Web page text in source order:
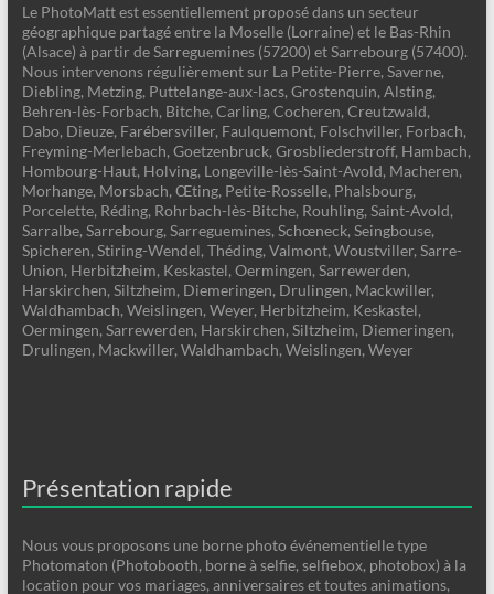
Le PhotoMatt est essentiellement proposé dans un secteur
géographique partagé entre la Moselle (Lorraine) et le Bas-Rhin
(Alsace) à partir de Sarreguemines (57200) et Sarrebourg (57400).
Nous intervenons régulièrement sur La Petite-Pierre, Saverne,
Diebling, Metzing, Puttelange-aux-lacs, Grostenquin, Alsting,
Behren-lès-Forbach, Bitche, Carling, Cocheren, Creutzwald,
Dabo, Dieuze, Farébersviller, Faulquemont, Folschviller, Forbach,
Freyming-Merlebach, Goetzenbruck, Grosbliederstroff, Hambach,
Hombourg-Haut, Holving, Longeville-lès-Saint-Avold, Macheren,
Morhange, Morsbach, Œting, Petite-Rosselle, Phalsbourg,
Porcelette, Réding, Rohrbach-lès-Bitche, Rouhling, Saint-Avold,
Sarralbe, Sarrebourg, Sarreguemines, Schœneck, Seingbouse,
Spicheren, Stiring-Wendel, Théding, Valmont, Woustviller, Sarre-
Union, Herbitzheim, Keskastel, Oermingen, Sarrewerden,
Harskirchen, Siltzheim, Diemeringen, Drulingen, Mackwiller,
Waldhambach, Weislingen, Weyer, Herbitzheim, Keskastel,
Oermingen, Sarrewerden, Harskirchen, Siltzheim, Diemeringen,
Drulingen, Mackwiller, Waldhambach, Weislingen, Weyer
Présentation rapide
Nous vous proposons une borne photo événementielle type
Photomaton (Photobooth, borne à selfie, selfiebox, photobox) à la
location pour vos mariages, anniversaires et toutes animations,